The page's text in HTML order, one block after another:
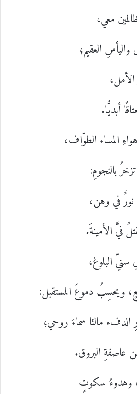
معي،
العقيم؛
أبديًّا.
المساء الطوّاف،
بالنجومِ:
نورٌ في وهن،
فيَّ الأمينةَ.
البلوغ،
ويحسِبُ دموعَ المستقبل:
مالئا سماءَ روحي؛
عاصفةِ البروق.
وهدوءُ سكوتٍ